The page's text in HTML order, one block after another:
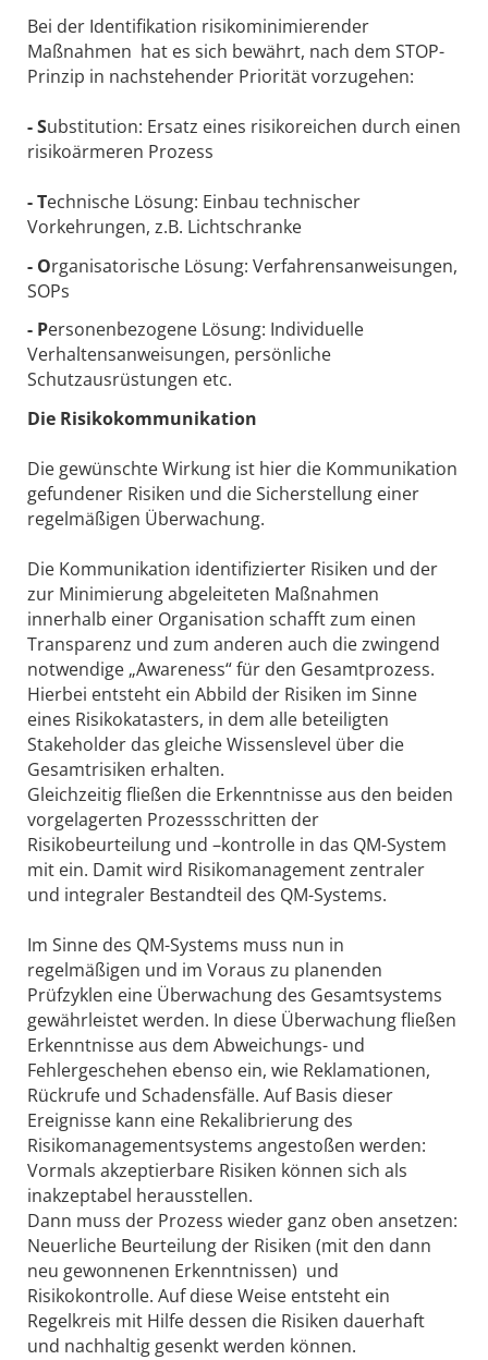
Bei der Identifikation risikominimierender
Maßnahmen hat es sich bewährt, nach dem STOP-
Prinzip in nachstehender Priorität vorzugehen:
- Substitution: Ersatz eines risikoreichen durch einen
risikoärmeren Prozess
- Technische Lösung: Einbau technischer
Vorkehrungen, z.B. Lichtschranke
- Organisatorische Lösung: Verfahrensanweisungen,
SOPs
- Personenbezogene Lösung: Individuelle
Verhaltensanweisungen, persönliche
Schutzausrüstungen etc.
Die Risikokommunikation
Die gewünschte Wirkung ist hier die Kommunikation
gefundener Risiken und die Sicherstellung einer
regelmäßigen Überwachung.
Die Kommunikation identifizierter Risiken und der
zur Minimierung abgeleiteten Maßnahmen
innerhalb einer Organisation schafft zum einen
Transparenz und zum anderen auch die zwingend
notwendige „Awareness“ für den Gesamtprozess.
Hierbei entsteht ein Abbild der Risiken im Sinne
eines Risikokatasters, in dem alle beteiligten
Stakeholder das gleiche Wissenslevel über die
Gesamtrisiken erhalten.
Gleichzeitig fließen die Erkenntnisse aus den beiden
vorgelagerten Prozessschritten der
Risikobeurteilung und –kontrolle in das QM-System
mit ein. Damit wird Risikomanagement zentraler
und integraler Bestandteil des QM-Systems.
Im Sinne des QM-Systems muss nun in
regelmäßigen und im Voraus zu planenden
Prüfzyklen eine Überwachung des Gesamtsystems
gewährleistet werden. In diese Überwachung fließen
Erkenntnisse aus dem Abweichungs- und
Fehlergeschehen ebenso ein, wie Reklamationen,
Rückrufe und Schadensfälle. Auf Basis dieser
Ereignisse kann eine Rekalibrierung des
Risikomanagementsystems angestoßen werden:
Vormals akzeptierbare Risiken können sich als
inakzeptabel herausstellen.
Dann muss der Prozess wieder ganz oben ansetzen:
Neuerliche Beurteilung der Risiken (mit den dann
neu gewonnenen Erkenntnissen) und
Risikokontrolle. Auf diese Weise entsteht ein
Regelkreis mit Hilfe dessen die Risiken dauerhaft
und nachhaltig gesenkt werden können.